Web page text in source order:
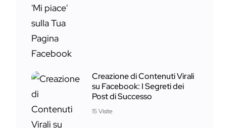
Creazione di Contenuti Virali
su Facebook: I Segreti dei
Post di Successo
15 Visite